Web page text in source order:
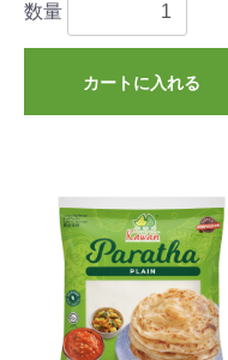
数量
カートに入れる